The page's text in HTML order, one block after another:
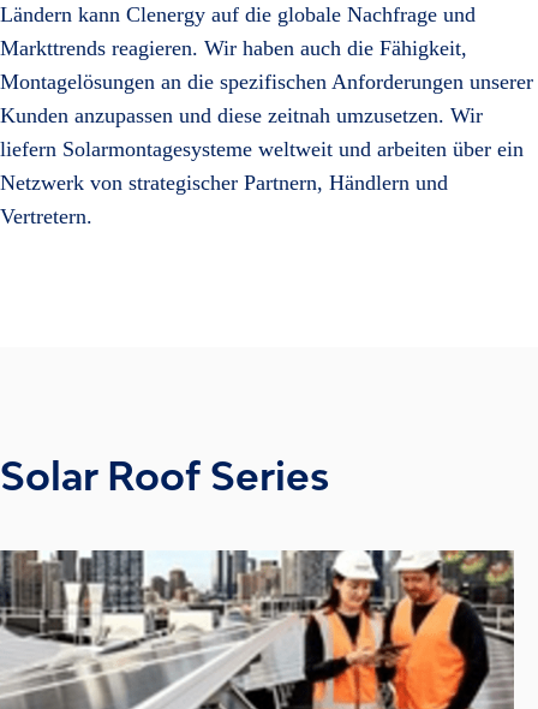
Ländern kann Clenergy auf die globale Nachfrage und
Markttrends reagieren. Wir haben auch die Fähigkeit,
Montagelösungen an die spezifischen Anforderungen unserer
Kunden anzupassen und diese zeitnah umzusetzen. Wir
liefern Solarmontagesysteme weltweit und arbeiten über ein
Netzwerk von strategischer Partnern, Händlern und
Vertretern.
Solar Roof Series